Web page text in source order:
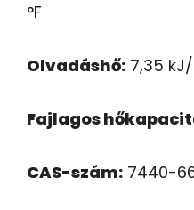
°F
Olvadáshő: 7,35
Fajlagos
CAS-szám: 7440-